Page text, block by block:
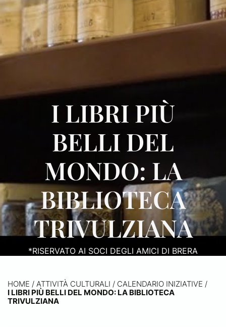
I LIBRI PIÙ
BELLI DEL
MONDO: LA
BIBLIOTECA
TRIVULZIANA
*RISERVATO AI SOCI DEGLI AMICI DI BRERA
HOME / ATTIVITÀ CULTURALI / CALENDARIO INIZIATIVE /
I LIBRI PIÙ BELLI DEL MONDO: LA BIBLIOTECA
TRIVULZIANA